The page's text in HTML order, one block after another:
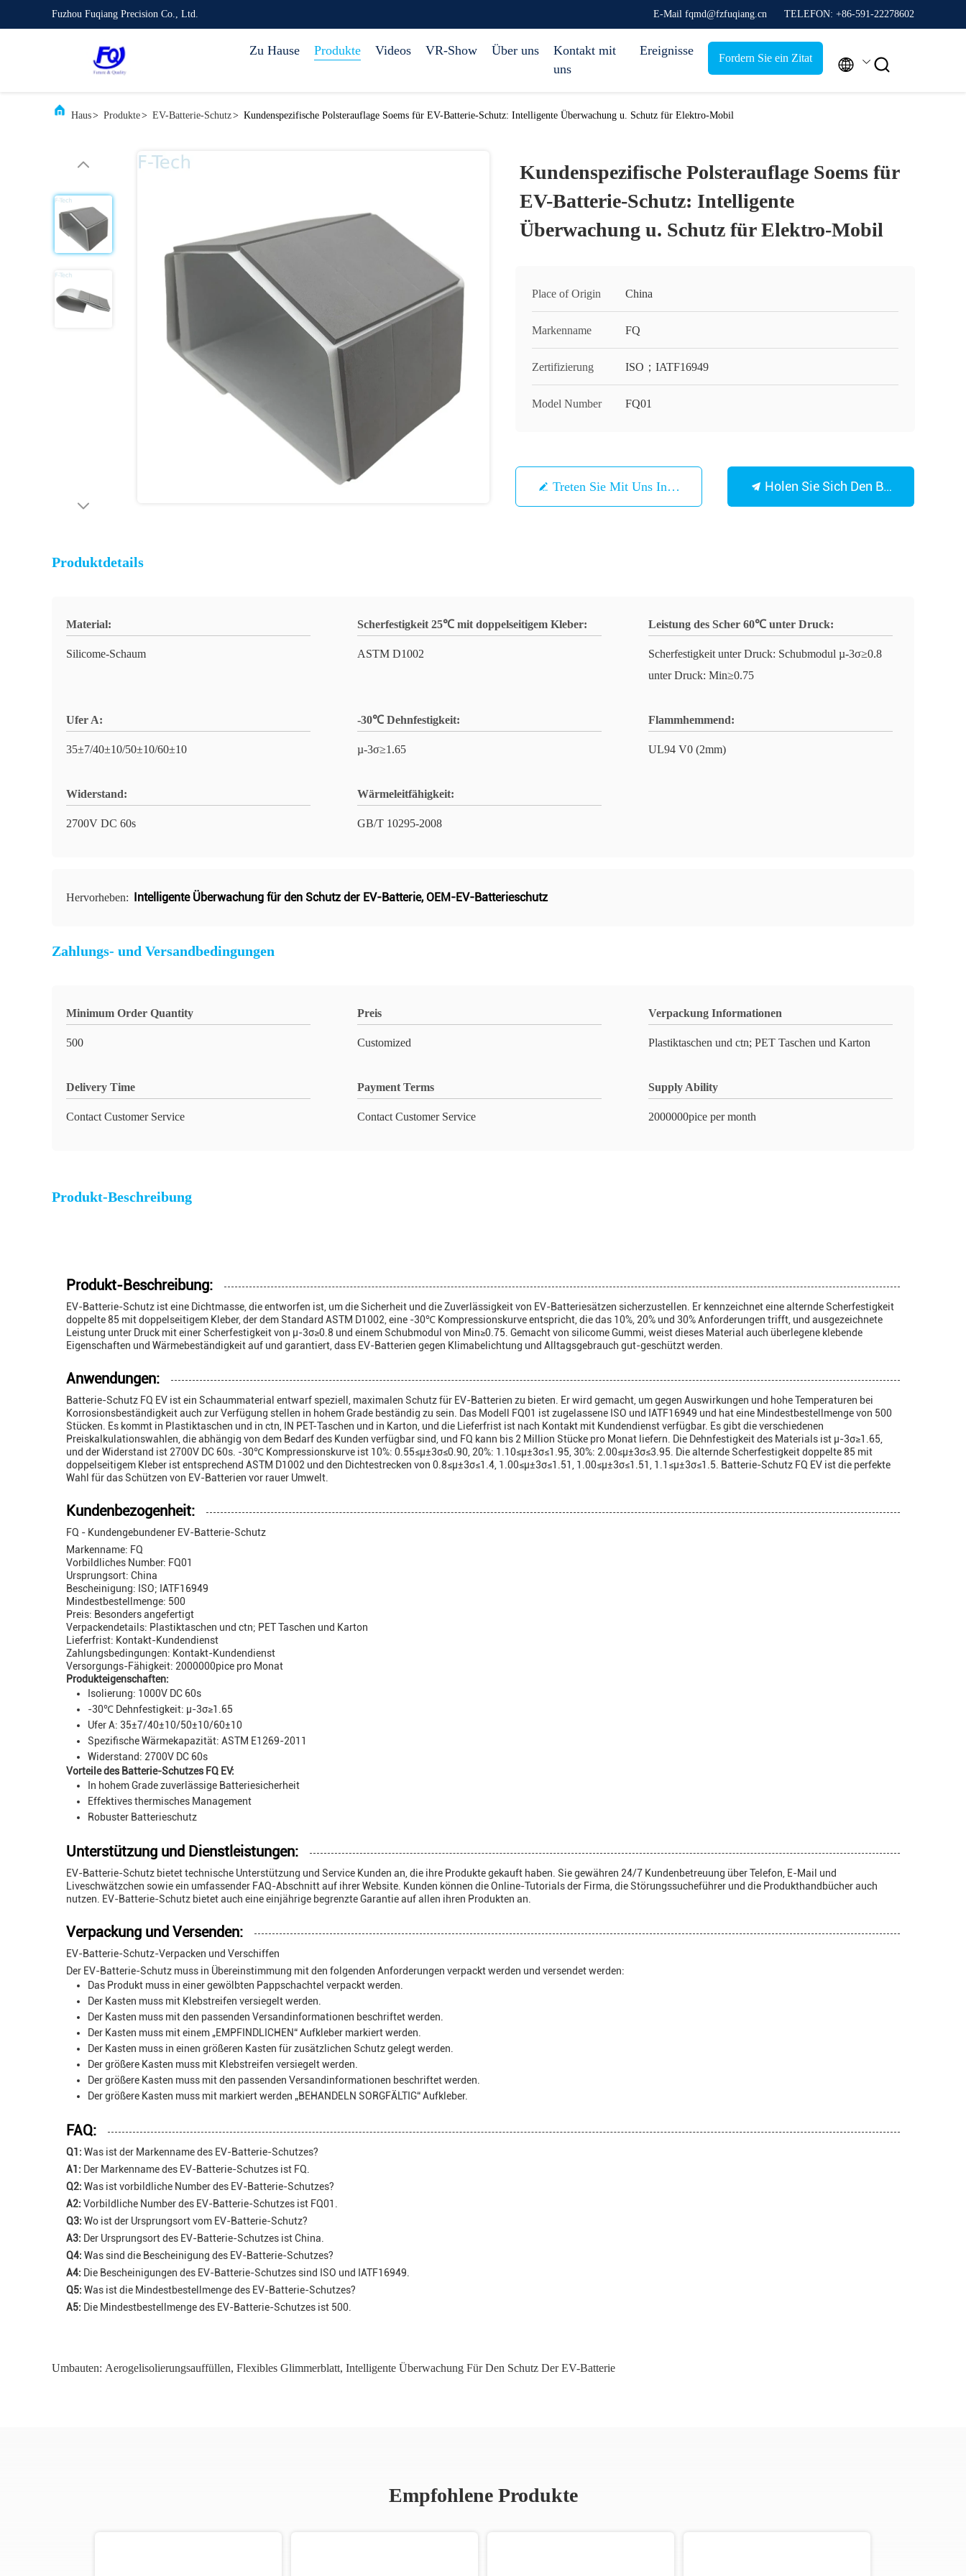
Fuzhou Fuqiang Precision Co., Ltd. E-Mail fqmd@fzfuqiang.cn TELEFON: +86-591-22278602
Zu Hause Produkte Videos VR-Show Über uns
Kontakt mit
uns
Ereignisse
Fordern Sie ein Zitat  
Haus> Produkte> EV-Batterie-Schutz> Kundenspezifische Polsterauflage Soems für EV-Batterie-Schutz: Intelligente Überwachung u. Schutz für Elektro-Mobil
Kundenspezifische Polsterauflage Soems für
EV-Batterie-Schutz: Intelligente
Überwachung u. Schutz für Elektro-Mobil
Place of Origin China
Markenname FQ
Zertifizierung ISO；IATF16949
Model Number FQ01
Treten Sie Mit Uns In Verbindung Holen Sie Sich Den Besten Preis
Produktdetails
Material:
Silicome-Schaum
Scherfestigkeit 25℃ mit doppelseitigem Kleber:
ASTM D1002
Leistung des Scher 60℃ unter Druck:
Scherfestigkeit unter Druck: Schubmodul µ-3σ≥0.8
unter Druck: Min≥0.75
Ufer A:
35±7/40±10/50±10/60±10
-30℃ Dehnfestigkeit:
µ-3σ≥1.65
Flammhemmend:
UL94 V0 (2mm)
Widerstand:
2700V DC 60s
Wärmeleitfähigkeit:
GB/T 10295-2008
Hervorheben: Intelligente Überwachung für den Schutz der EV-Batterie,OEM-EV-Batterieschutz
Zahlungs- und Versandbedingungen
Minimum Order Quantity
500
Preis
Customized
Verpackung Informationen
Plastiktaschen und ctn; PET Taschen und Karton
Delivery Time
Contact Customer Service
Payment Terms
Contact Customer Service
Supply Ability
2000000pice per month
Produkt-Beschreibung
Produkt-Beschreibung:
EV-Batterie-Schutz ist eine Dichtmasse, die entworfen ist, um die Sicherheit und die Zuverlässigkeit von EV-Batteriesätzen sicherzustellen. Er kennzeichnet eine alternde Scherfestigkeit
doppelte 85 mit doppelseitigem Kleber, der dem Standard ASTM D1002, eine -30℃ Kompressionskurve entspricht, die das 10%, 20% und 30% Anforderungen trifft, und ausgezeichnete
Leistung unter Druck mit einer Scherfestigkeit von µ-3σ≥0.8 und einem Schubmodul von Min≥0.75. Gemacht von silicome Gummi, weist dieses Material auch überlegene klebende
Eigenschaften und Wärmebeständigkeit auf und garantiert, dass EV-Batterien gegen Klimabelichtung und Alltagsgebrauch gut-geschützt werden.
Anwendungen:
Batterie-Schutz FQ EV ist ein Schaummaterial entwarf speziell, maximalen Schutz für EV-Batterien zu bieten. Er wird gemacht, um gegen Auswirkungen und hohe Temperaturen bei
Korrosionsbeständigkeit auch zur Verfügung stellen in hohem Grade beständig zu sein. Das Modell FQ01 ist zugelassene ISO und IATF16949 und hat eine Mindestbestellmenge von 500
Stücken. Es kommt in Plastiktaschen und in ctn, IN PET-Taschen und in Karton, und die Lieferfrist ist nach Kontakt mit Kundendienst verfügbar. Es gibt die verschiedenen
Preiskalkulationswahlen, die abhängig von dem Bedarf des Kunden verfügbar sind, und FQ kann bis 2 Million Stücke pro Monat liefern. Die Dehnfestigkeit des Materials ist µ-3σ≥1.65,
und der Widerstand ist 2700V DC 60s. -30℃ Kompressionskurve ist 10%: 0.55≤μ±3σ≤0.90, 20%: 1.10≤μ±3σ≤1.95, 30%: 2.00≤μ±3σ≤3.95. Die alternde Scherfestigkeit doppelte 85 mit
doppelseitigem Kleber ist entsprechend ASTM D1002 und den Dichtestrecken von 0.8≤μ±3σ≤1.4, 1.00≤μ±3σ≤1.51, 1.00≤μ±3σ≤1.51, 1.1≤μ±3σ≤1.5. Batterie-Schutz FQ EV ist die perfekte
Wahl für das Schützen von EV-Batterien vor rauer Umwelt.
Kundenbezogenheit:
FQ - Kundengebundener EV-Batterie-Schutz
Markenname: FQ
Vorbildliches Number: FQ01
Ursprungsort: China
Bescheinigung: ISO; IATF16949
Mindestbestellmenge: 500
Preis: Besonders angefertigt
Verpackendetails: Plastiktaschen und ctn; PET Taschen und Karton
Lieferfrist: Kontakt-Kundendienst
Zahlungsbedingungen: Kontakt-Kundendienst
Versorgungs-Fähigkeit: 2000000pice pro Monat
Produkteigenschaften:
Isolierung: 1000V DC 60s
-30℃ Dehnfestigkeit: µ-3σ≥1.65
Ufer A: 35±7/40±10/50±10/60±10
Spezifische Wärmekapazität: ASTM E1269-2011
Widerstand: 2700V DC 60s
Vorteile des Batterie-Schutzes FQ EV:
In hohem Grade zuverlässige Batteriesicherheit
Effektives thermisches Management
Robuster Batterieschutz
Unterstützung und Dienstleistungen:
EV-Batterie-Schutz bietet technische Unterstützung und Service Kunden an, die ihre Produkte gekauft haben. Sie gewähren 24/7 Kundenbetreuung über Telefon, E-Mail und
Liveschwätzchen sowie ein umfassender FAQ-Abschnitt auf ihrer Website. Kunden können die Online-Tutorials der Firma, die Störungssucheführer und die Produkthandbücher auch
nutzen. EV-Batterie-Schutz bietet auch eine einjährige begrenzte Garantie auf allen ihren Produkten an.
Verpackung und Versenden:
EV-Batterie-Schutz-Verpacken und Verschiffen
Der EV-Batterie-Schutz muss in Übereinstimmung mit den folgenden Anforderungen verpackt werden und versendet werden:
Das Produkt muss in einer gewölbten Pappschachtel verpackt werden.
Der Kasten muss mit Klebstreifen versiegelt werden.
Der Kasten muss mit den passenden Versandinformationen beschriftet werden.
Der Kasten muss mit einem „EMPFINDLICHEN“ Aufkleber markiert werden.
Der Kasten muss in einen größeren Kasten für zusätzlichen Schutz gelegt werden.
Der größere Kasten muss mit Klebstreifen versiegelt werden.
Der größere Kasten muss mit den passenden Versandinformationen beschriftet werden.
Der größere Kasten muss mit markiert werden „BEHANDELN SORGFÄLTIG“ Aufkleber.
FAQ:
Q1: Was ist der Markenname des EV-Batterie-Schutzes?
A1: Der Markenname des EV-Batterie-Schutzes ist FQ.
Q2: Was ist vorbildliche Number des EV-Batterie-Schutzes?
A2: Vorbildliche Number des EV-Batterie-Schutzes ist FQ01.
Q3: Wo ist der Ursprungsort vom EV-Batterie-Schutz?
A3: Der Ursprungsort des EV-Batterie-Schutzes ist China.
Q4: Was sind die Bescheinigung des EV-Batterie-Schutzes?
A4: Die Bescheinigungen des EV-Batterie-Schutzes sind ISO und IATF16949.
Q5: Was ist die Mindestbestellmenge des EV-Batterie-Schutzes?
A5: Die Mindestbestellmenge des EV-Batterie-Schutzes ist 500.
Umbauten: Aerogelisolierungsauffüllen, Flexibles Glimmerblatt, Intelligente Überwachung Für Den Schutz Der EV-Batterie
Empfohlene Produkte